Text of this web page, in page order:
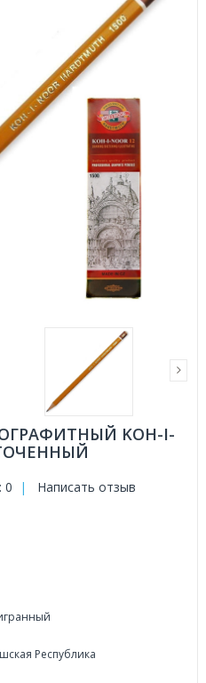
KOH-I-
0 | Написать отзыв
Республика